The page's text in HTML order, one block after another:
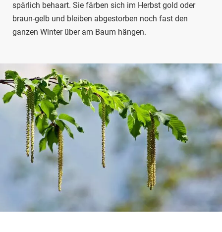
spärlich behaart. Sie färben sich im Herbst gold oder
braun-gelb und bleiben abgestorben noch fast den
ganzen Winter über am Baum hängen.